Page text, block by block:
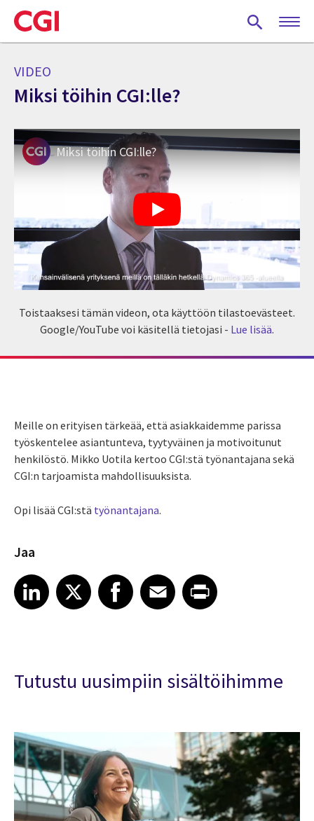
Skip
to
main
VIDEO
Miksi töihin CGI:lle?
Miksi töihin CGI:lle?
Toistaaksesi tämän videon, ota käyttöön tilastoevästeet.
Google/YouTube voi käsitellä tietojasi - Lue lisää.
Meille on erityisen tärkeää, että asiakkaidemme parissa
työskentelee asiantunteva, tyytyväinen ja motivoitunut
henkilöstö. Mikko Uotila kertoo CGI:stä työnantajana sekä
CGI:n tarjoamista mahdollisuuksista.
Opi lisää CGI:stä työnantajana.
Jaa
Share article on LinkedIn
LinkedIn
Share article on XShare article on Facebook
Facebook
Share article on Email
EmailShare article on Print
Tutustu uusimpiin sisältöihimme